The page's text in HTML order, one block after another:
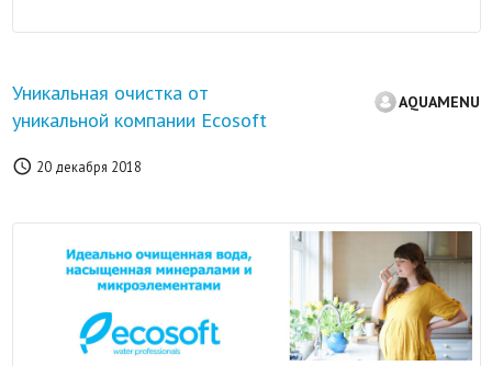
Уникальная очистка от
уникальной компании Ecosoft
AQUAMENU
 20 декабря 2018